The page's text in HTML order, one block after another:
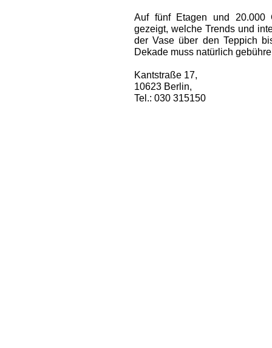
Auf fünf Etagen und 20.000
gezeigt, welche Trends und
der Vase über den Teppich
Dekade muss natürlich
Kantstraße 17,
10623 Berlin,
Tel.: 030 315150